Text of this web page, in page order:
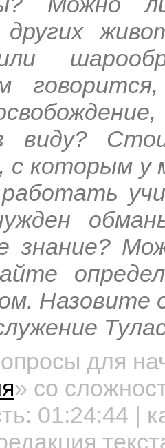
других
виду?
с которым у
знание?
Назовите
для
» со
01:24:44 |